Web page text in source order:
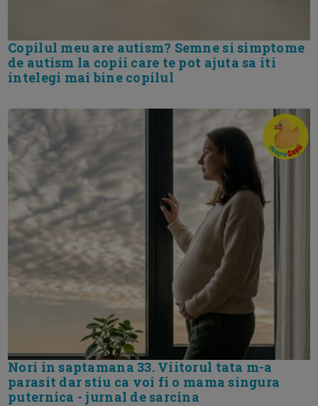
Copilul meu are autism? Semne si simptome
de autism la copii care te pot ajuta sa iti
intelegi mai bine copilul
Nori in saptamana 33. Viitorul tata m-a
parasit dar stiu ca voi fi o mama singura
puternica - jurnal de sarcina